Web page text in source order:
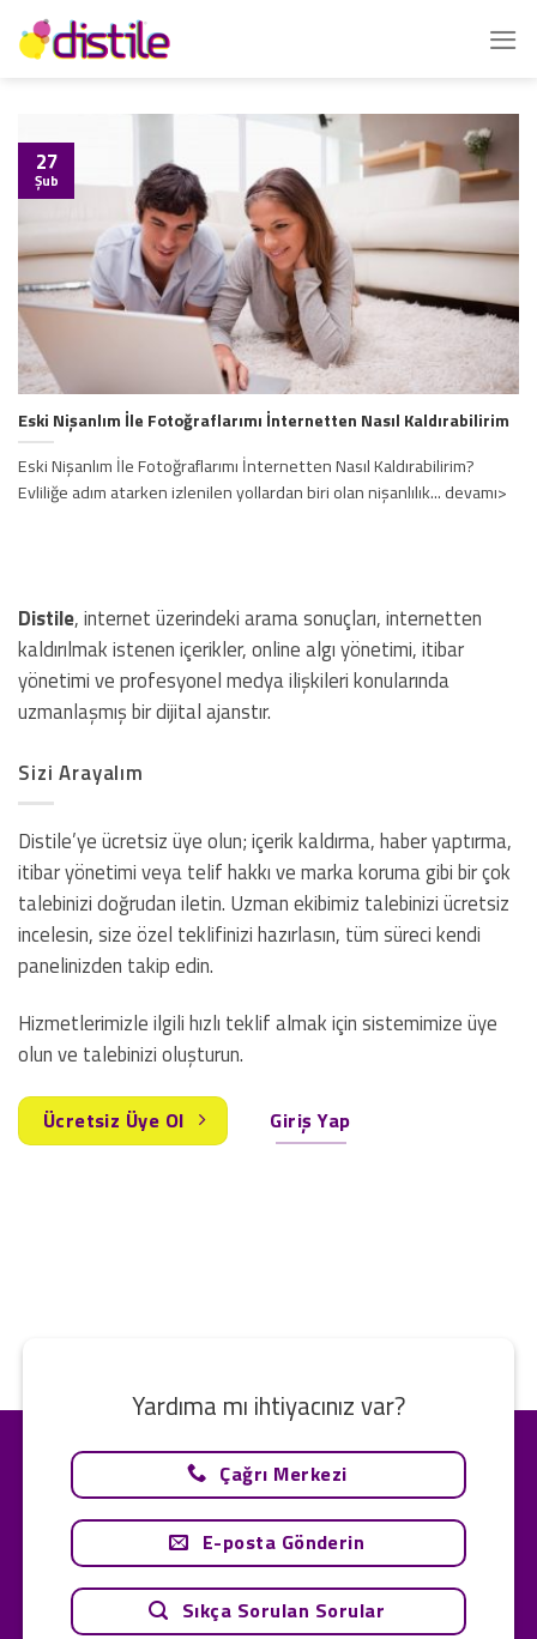
İçeriğe
atla
Eski Nişanlım İle Fotoğraflarımı İnternetten Nasıl Kaldırabilirim
Eski Nişanlım İle Fotoğraflarımı İnternetten Nasıl Kaldırabilirim?
Evliliğe adım atarken izlenilen yollardan biri olan nişanlılık... devamı>
27
Şub
Distile, internet üzerindeki arama sonuçları, internetten
kaldırılmak istenen içerikler, online algı yönetimi, itibar
yönetimi ve profesyonel medya ilişkileri konularında
uzmanlaşmış bir dijital ajanstır.
Sizi Arayalım
Distile’ye ücretsiz üye olun; içerik kaldırma, haber yaptırma,
itibar yönetimi veya telif hakkı ve marka koruma gibi bir çok
talebinizi doğrudan iletin. Uzman ekibimiz talebinizi ücretsiz
incelesin, size özel teklifinizi hazırlasın, tüm süreci kendi
panelinizden takip edin.
Hizmetlerimizle ilgili hızlı teklif almak için sistemimize üye
olun ve talebinizi oluşturun.
Ücretsiz Üye Ol Giriş Yap
Yardıma mı ihtiyacınız var?
Çağrı Merkezi
E-posta Gönderin
Sıkça Sorulan Sorular